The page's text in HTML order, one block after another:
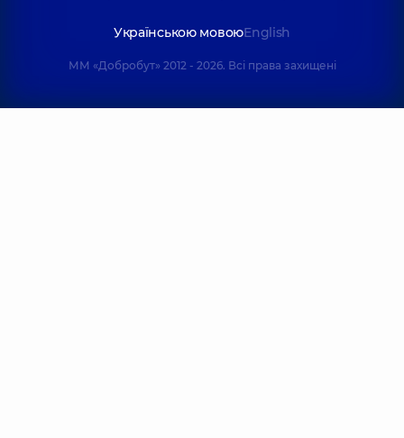
Українською мовоюEnglish
ММ «Добробут» 2012 - 2026. Всі права захищені